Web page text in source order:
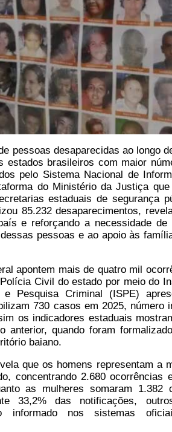
pessoas desaparecidas ao longo
estados brasileiros com maior
pelo Sistema Nacional de
do Ministério da Justiça que
estaduais de segurança
85.232 desaparecimentos,
e reforçando a necessidade de
pessoas e ao apoio às
apontem mais de quatro mil
Civil do estado por meio do
Pesquisa Criminal (ISPE)
730 casos em 2025, número
os indicadores estaduais
anterior, quando foram
baiano.
que os homens representam a
concentrando 2.680 ocorrências
as mulheres somaram 1.382
33,2% das notificações,
informado nos sistemas